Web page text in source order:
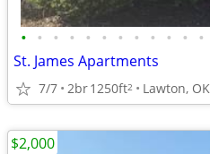
• • • • • • • • • • • •
St. James Apartments
7/7 2br1250ft2 Lawton, OK
$2,000